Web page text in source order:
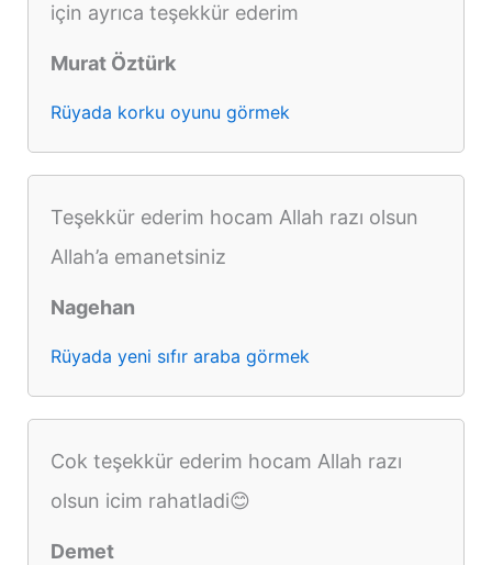
için ayrıca teşekkür ederim
Murat Öztürk
Rüyada korku oyunu görmek
Teşekkür ederim hocam Allah razı olsun
Allah’a emanetsiniz
Nagehan
Rüyada yeni sıfır araba görmek
Cok teşekkür ederim hocam Allah razı
olsun icim rahatladi😊
Demet